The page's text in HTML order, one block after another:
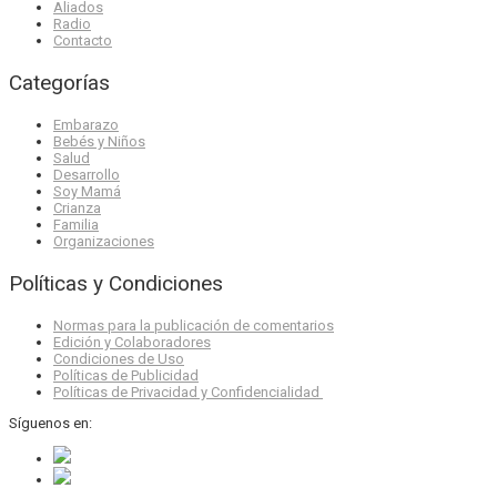
Aliados
Radio
Contacto
Categorías
Embarazo
Bebés y Niños
Salud
Desarrollo
Soy Mamá
Crianza
Familia
Organizaciones
Políticas y Condiciones
Normas para la publicación de comentarios
Edición y Colaboradores
Condiciones de Uso
Políticas de Publicidad
Políticas de Privacidad y Confidencialidad
Síguenos en: